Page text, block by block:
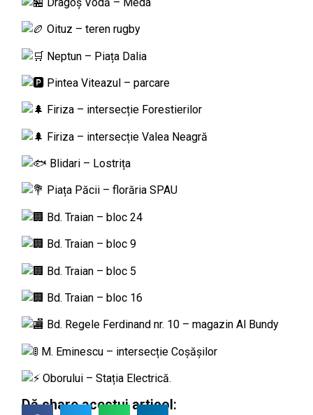
Oituz – teren rugby
Neptun – Piața Dalia
Pintea Viteazul – parcare
Firiza – intersecție Forestierilor
Firiza – intersecție Valea Neagră
Blidari – Lostrița
Piața Păcii – florăria SPAU
Bd. Traian – bloc 24
Bd. Traian – bloc 9
Bd. Traian – bloc 5
Bd. Traian – bloc 16
Bd. Regele Ferdinand nr. 10 – magazin Al Bundy
M. Eminescu – intersecție Coșășilor
Oborului – Stația Electrică.
Dă share acestui articol: